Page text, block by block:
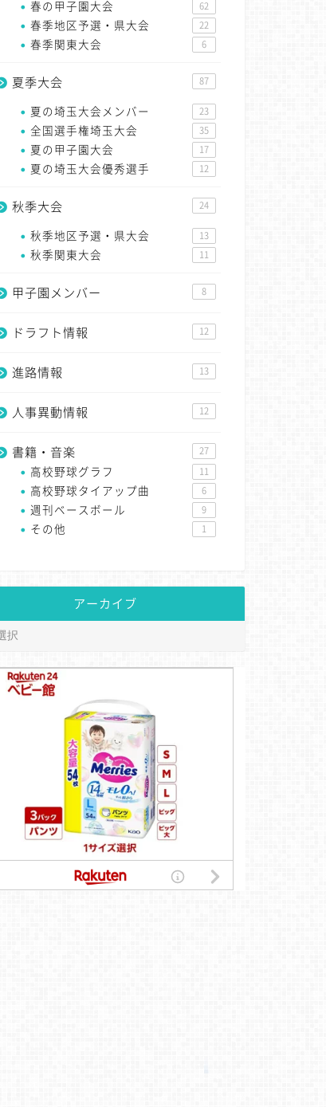
春の甲子園大会 62
春季地区予選・県大会 22
春季関東大会 6
夏季大会 87
夏の埼玉大会メンバー 23
全国選手権埼玉大会 35
夏の甲子園大会 17
夏の埼玉大会優秀選手 12
秋季大会 24
秋季地区予選・県大会 13
秋季関東大会 11
甲子園メンバー 8
ドラフト情報 12
進路情報 13
人事異動情報 12
書籍・音楽 27
高校野球グラフ 11
高校野球タイアップ曲 6
週刊ベースボール 9
その他 1
アーカイブ